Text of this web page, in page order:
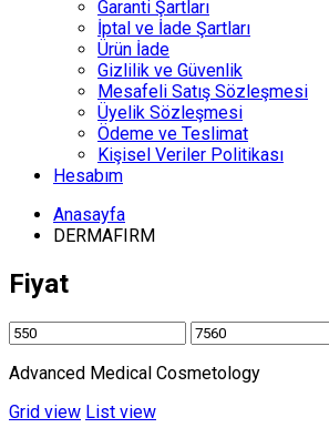
Garanti Şartları
İptal ve İade Şartları
Ürün İade
Gizlilik ve Güvenlik
Mesafeli Satış Sözleşmesi
Üyelik Sözleşmesi
Ödeme ve Teslimat
Kişisel Veriler Politikası
Hesabım
Anasayfa
DERMAFIRM
Fiyat
Advanced Medical Cosmetology
Grid view List view